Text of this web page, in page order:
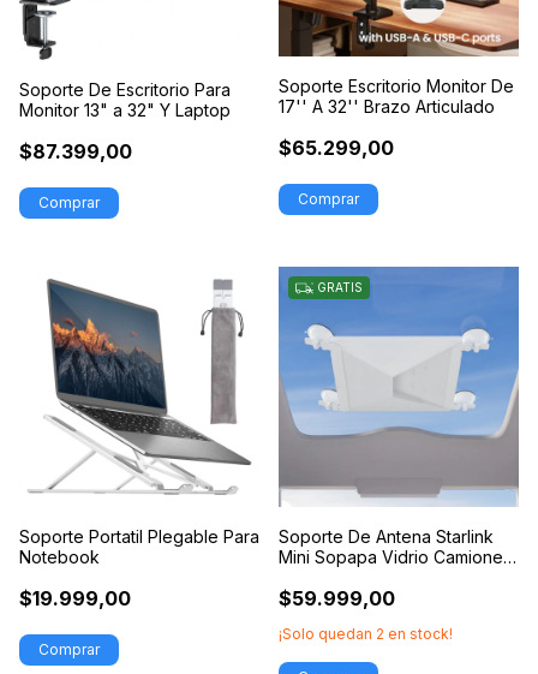
Soporte De Escritorio Para
Monitor 13" a 32" Y Laptop
$87.399,00
Comprar
Soporte Escritorio Monitor De
17'' A 32'' Brazo Articulado
$65.299,00
Soporte Portatil Plegable Para
Notebook
$19.999,00
GRATIS
Soporte De Antena Starlink
Mini Sopapa Vidrio Camioneta
$59.999,00
¡Solo quedan 2 en stock!